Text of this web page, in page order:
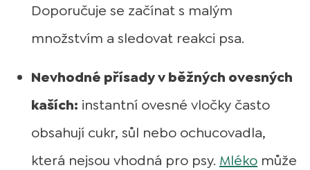
Doporučuje se začínat s malým
množstvím a sledovat reakci psa.
Nevhodné přísady v běžných ovesných
kaších: instantní ovesné vločky často
obsahují cukr, sůl nebo ochucovadla,
která nejsou vhodná pro psy. Mléko může